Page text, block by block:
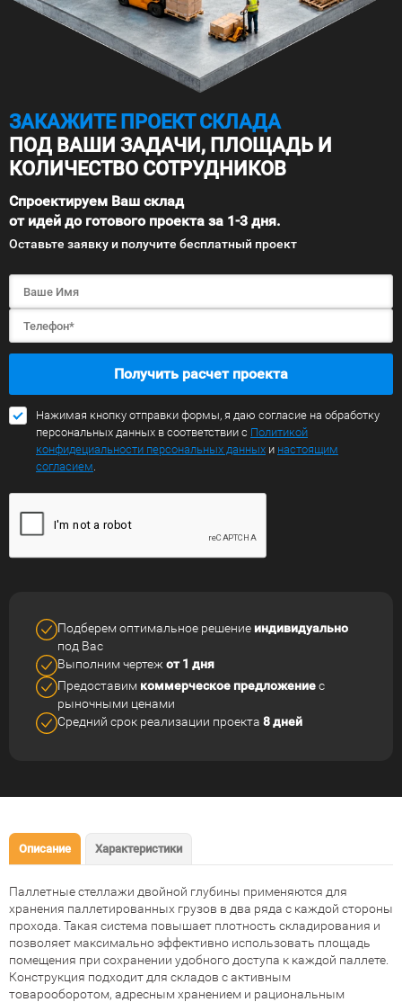
ЗАКАЖИТЕ ПРОЕКТ СКЛАДА
ПОД ВАШИ ЗАДАЧИ, ПЛОЩАДЬ И
КОЛИЧЕСТВО СОТРУДНИКОВ
Спроектируем Ваш склад
от идей до готового проекта за 1-3 дня.
Оставьте заявку и получите бесплатный проект
Получить расчет проекта
Нажимая кнопку отправки формы, я даю согласие на обработку
персональных данных в соответствии с Политикой
конфидециальности персональных данных и настоящим
согласием.
Подберем оптимальное решение индивидуально
под Вас
Выполним чертеж от 1 дня
Предоставим коммерческое предложениес
рыночными ценами
Средний срок реализации проекта 8 дней
Описание Характеристики
Паллетные стеллажи двойной глубины применяются для
хранения паллетированных грузов в два ряда с каждой стороны
прохода. Такая система повышает плотность складирования и
позволяет максимально эффективно использовать площадь
помещения при сохранении удобного доступа к каждой паллете.
Конструкция подходит для складов с активным
товарооборотом, адресным хранением и рациональным